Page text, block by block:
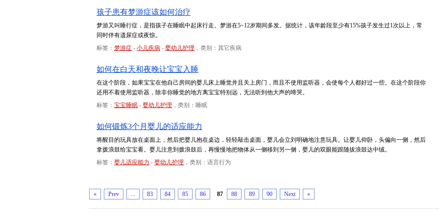
孩子患有梦游症该如何治疗
梦游又叫睡行症，是指孩子在睡眠中起床行走。梦游在5~12岁期间多发。据统计，该年龄段至少有15%孩子发生过1次以上，常
同时伴有遗尿症或夜惊。
标签： 梦游症 - 小儿疾病 - 婴幼儿护理 ，类别：其它疾病
如何在白天和夜晚让宝宝入睡
在这个阶段，如果宝宝在他自己房间的婴儿床上睡觉并且关上房门，而且不使用监听器，会使每个人都好过一些。在这个阶段你
还用不着使用监听器，除非你睡觉的地方离宝宝特别远，无法听到他大声的啼哭。
标签： 宝宝睡眠 - 婴幼儿护理 ，类别：睡眠
如何锻炼3个月婴儿的适应能力
将醒目的玩具放在桌面上，然后把婴儿抱在桌边，轻轻敲击桌面，婴儿会立刘明确地注意玩具。让婴儿仰卧，头偏向一侧，然后
拿拨浪鼓给宝宝看。婴儿注意到拨浪鼓后，再慢慢地把物体从一侧移到另一侧，婴儿的双眼能跟随拔浪鼓达中绒。
标签： 婴儿适应能力 - 婴幼儿护理 ，类别：语言行为
« Prev ... 83 84 85 86 87 88 89 90 Next »